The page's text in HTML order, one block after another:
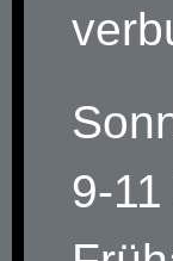
9-